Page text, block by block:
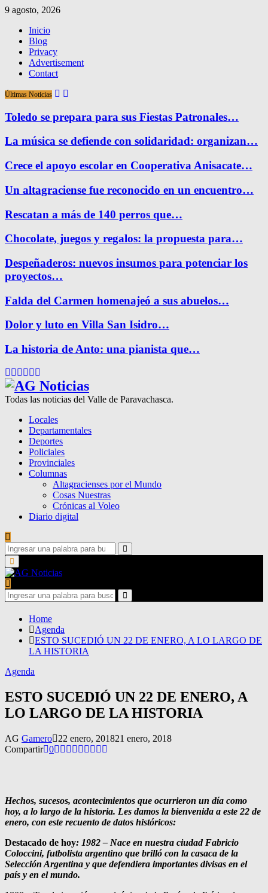
9 agosto, 2026
Inicio
Blog
Privacy
Advertisement
Contact
Últimas Noticias
Toledo se prepara para sus Fiestas Patronales…
La música se defiende con solidaridad: organizan…
Crece el apoyo escolar en Cooperativa Anisacate…
Un altagraciense fue reconocido en un encuentro…
Rescatan a más de 140 perros que…
Chocolate, juegos y regalos: la propuesta para…
Despeñaderos: nuevos insumos para potenciar los
proyectos…
Falda del Carmen homenajeó a sus abuelos…
Dolor y luto en Villa San Isidro…
La historia de Anto: una pianista que…
Facebook
Twitter
Instagram
Pinterest
Google
Todas las noticias del Valle de Paravachasca.
Locales
Departamentales
Deportes
Policiales
Provinciales
Columnas
Altagracienses por el Mundo
Cosas Nuestras
Crónicas al Voleo
Diario digital
Search
for:
Search
Primary
Menu
Search
for:
Search
Home
Agenda
ESTO SUCEDIÓ UN 22 DE ENERO, A LO LARGO DE
LA HISTORIA
Agenda
ESTO SUCEDIÓ UN 22 DE ENERO, A
LO LARGO DE LA HISTORIA
AG Gamero 22 enero, 201821 enero, 2018
Compartir 0
Hechos, sucesos, acontecimientos que ocurrieron un día como
hoy, a lo largo de la historia. Les damos la bienvenida a este 22 de
enero, con este recuento de datos históricos:
Destacado de hoy: 1982 – Nace en nuestra ciudad Fabricio
Coloccini, futbolista argentino que brilló con la casaca de la
Selección Argentina y que defendiera importantes divisas en el
país y en el mundo.